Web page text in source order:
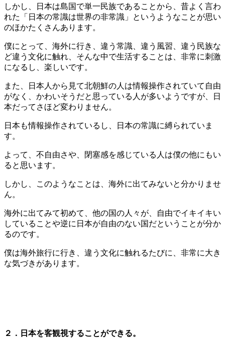
しかし、日本は島国で単一民族であることから、昔よく言わ
れた「日本の常識は世界の非常識」というようなことが思い
のほかたくさんあります。
僕にとって、海外に行き、違う常識、違う風習、違う民族な
ど違う文化に触れ、そんな中で生活することは、非常に刺激
になるし、楽しいです。
また、日本人から見て北朝鮮の人は情報操作されていて自由
がなく、かわいそうだと思っている人が多いようですが、日
本だってさほど変わりません。
日本も情報操作されているし、日本の常識に縛られていま
す。
よって、不自由さや、閉塞感を感じている人は僕の他にもい
ると思います。
しかし、このようなことは、海外に出てみないと分かりませ
ん。
海外に出てみて初めて、他の国の人々が、自由でイキイキい
していることや逆に日本が自由のない国だということが分か
るのです。
僕は海外旅行に行き、違う文化に触れるたびに、非常に大き
な気づきがあります。
２．日本を客観視することができる。